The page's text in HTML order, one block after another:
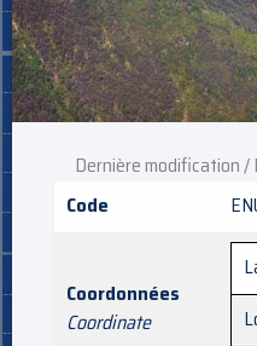
Dernière modification
Code
Coordonnées
Coordinate